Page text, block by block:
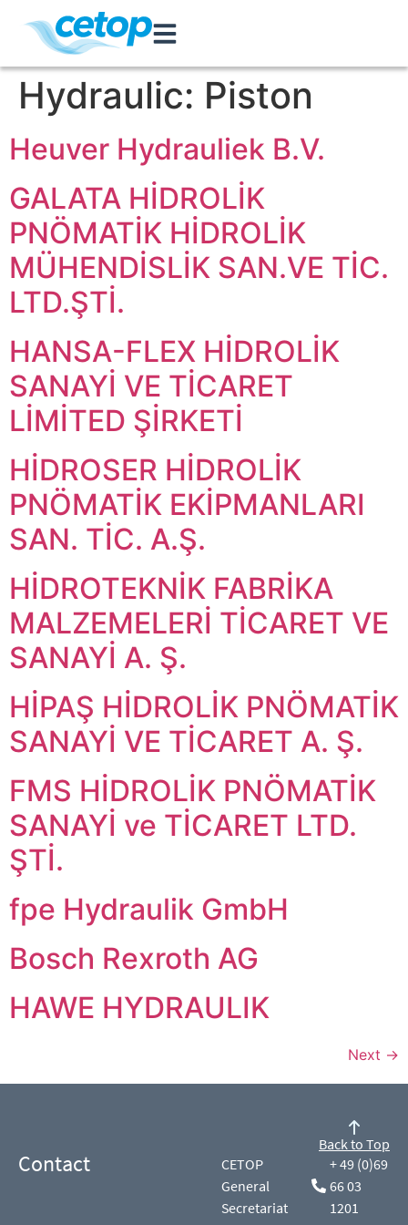
Hydraulic: Piston
Heuver Hydrauliek B.V.
GALATA HİDROLİK
PNÖMATİK HİDROLİK
MÜHENDİSLİK SAN.VE TİC.
LTD.ŞTİ.
HANSA-FLEX HİDROLİK
SANAYİ VE TİCARET
LİMİTED ŞİRKETİ
HİDROSER HİDROLİK
PNÖMATİK EKİPMANLARI
SAN. TİC. A.Ş.
HİDROTEKNİK FABRİKA
MALZEMELERİ TİCARET VE
SANAYİ A. Ş.
HİPAŞ HİDROLİK PNÖMATİK
SANAYİ VE TİCARET A. Ş.
FMS HİDROLİK PNÖMATİK
SANAYİ ve TİCARET LTD.
ŞTİ.
fpe Hydraulik GmbH
Bosch Rexroth AG
HAWE HYDRAULIK
Next →
Contact
CETOP
General
Secretariat
+ 49 (0)69
66 03
1201
Back to Top